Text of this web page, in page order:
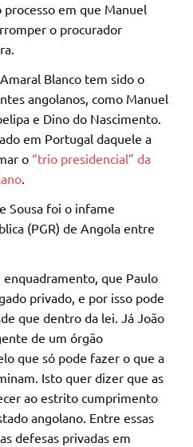
processo em que Manuel
o procurador
Blanco tem sido o
angolanos, como Manuel
e Dino do Nascimento.
em Portugal daquele a
o “trio presidencial” da
.
Sousa foi o infame
(PGR) de Angola entre
que Paulo
privado, e por isso pode
que dentro da lei. Já João
de um órgão
que só pode fazer o que a
Isto quer dizer que as
ao estrito cumprimento
angolano. Entre essas
defesas privadas em